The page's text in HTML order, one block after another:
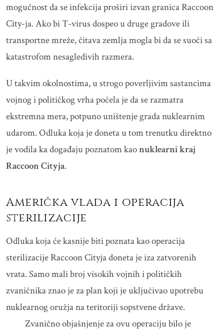
mogućnost da se infekcija proširi izvan granica Raccoon
City-ja. Ako bi T-virus dospeo u druge gradove ili
transportne mreže, čitava zemlja mogla bi da se suoči sa
katastrofom nesagledivih razmera.
U takvim okolnostima, u strogo poverljivim sastancima
vojnog i političkog vrha počela je da se razmatra
ekstremna mera, potpuno uništenje grada nuklearnim
udarom. Odluka koja je doneta u tom trenutku direktno
je vodila ka događaju poznatom kaonuklearni kraj
Raccoon Cityja.
Američka vlada i operacija
sterilizacije
Odluka koja će kasnije biti poznata kao operacija
sterilizacije Raccoon Cityja doneta je iza zatvorenih
vrata. Samo mali broj visokih vojnih i političkih
zvaničnika znao je za plan koji je uključivao upotrebu
nuklearnog oružja na teritoriji sopstvene države.
Zvanično objašnjenje za ovu operaciju bilo je